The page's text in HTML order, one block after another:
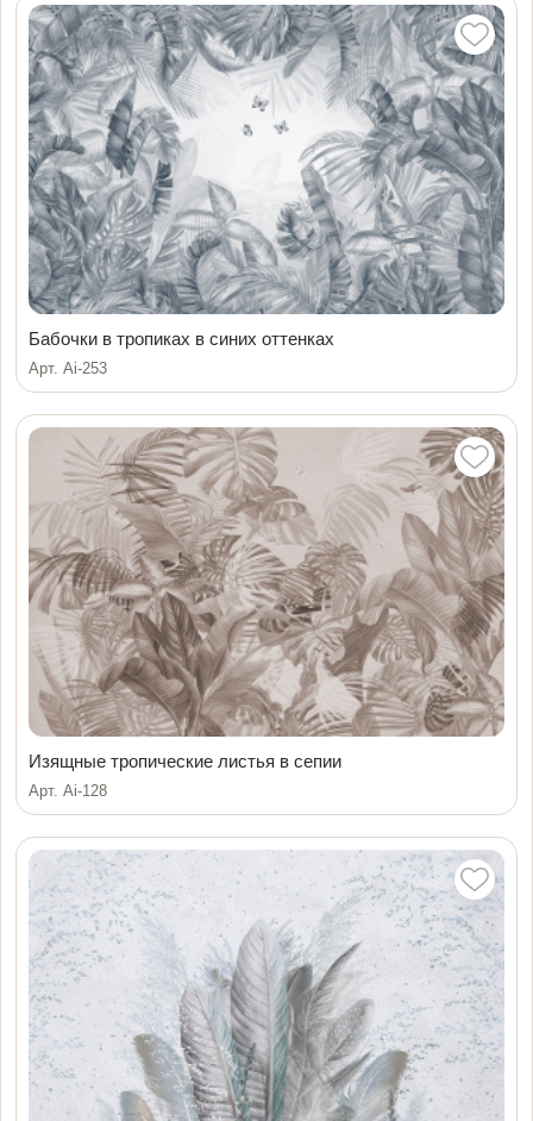
Бабочки в тропиках в синих оттенках
Арт. Ai-253
Изящные тропические листья в сепии
Арт. Ai-128